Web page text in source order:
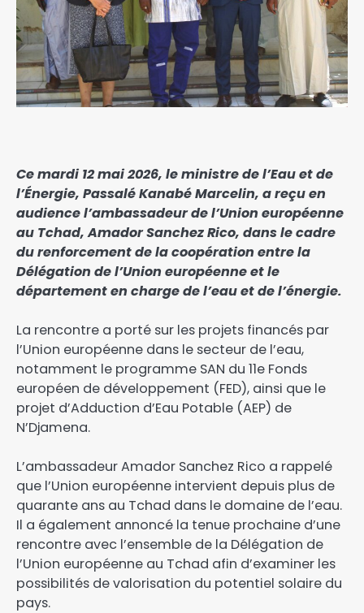
Ce mardi 12 mai 2026, le ministre de l’Eau et de
l’Énergie, Passalé Kanabé Marcelin, a reçu en
audience l’ambassadeur de l’Union européenne
au Tchad, Amador Sanchez Rico, dans le cadre
du renforcement de la coopération entre la
Délégation de l’Union européenne et le
département en charge de l’eau et de l’énergie.
La rencontre a porté sur les projets financés par
l’Union européenne dans le secteur de l’eau,
notamment le programme SAN du 11e Fonds
européen de développement (FED), ainsi que le
projet d’Adduction d’Eau Potable (AEP) de
N’Djamena.
L’ambassadeur Amador Sanchez Rico a rappelé
que l’Union européenne intervient depuis plus de
quarante ans au Tchad dans le domaine de l’eau.
Il a également annoncé la tenue prochaine d’une
rencontre avec l’ensemble de la Délégation de
l’Union européenne au Tchad afin d’examiner les
possibilités de valorisation du potentiel solaire du
pays.